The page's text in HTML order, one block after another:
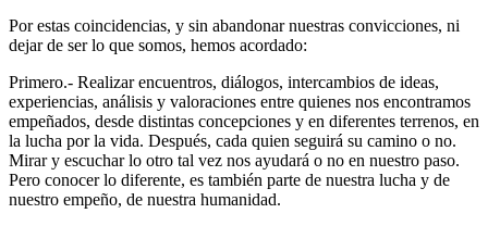
Por estas coincidencias, y sin abandonar nuestras convicciones, ni
dejar de ser lo que somos, hemos acordado:
Primero.- Realizar encuentros, diálogos, intercambios de ideas,
experiencias, análisis y valoraciones entre quienes nos encontramos
empeñados, desde distintas concepciones y en diferentes terrenos, en
la lucha por la vida. Después, cada quien seguirá su camino o no.
Mirar y escuchar lo otro tal vez nos ayudará o no en nuestro paso.
Pero conocer lo diferente, es también parte de nuestra lucha y de
nuestro empeño, de nuestra humanidad.